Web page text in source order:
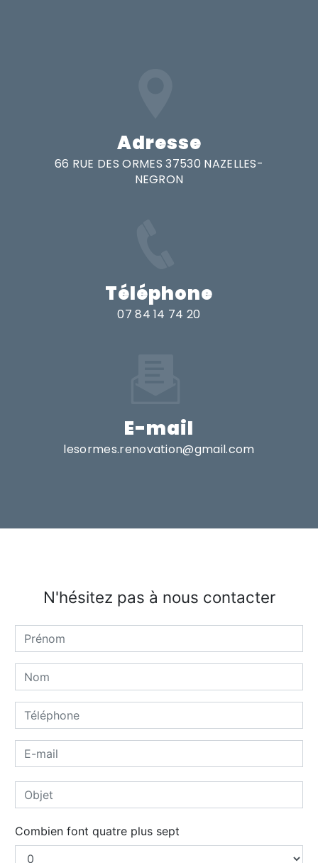
Adresse
66 RUE DES ORMES 37530 NAZELLES-
NEGRON
Téléphone
07 84 14 74 20
E-mail
lesormes.renovation@gmail.com
N'hésitez pas à nous contacter
Combien font quatre plus sept